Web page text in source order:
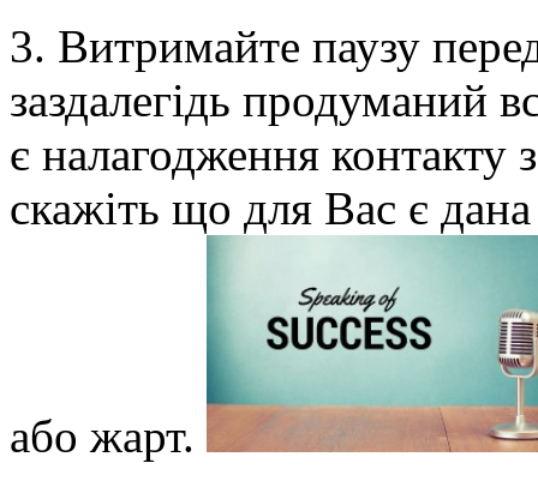
3. Витримайте паузу
заздалегідь продуманий
є налагодження контакту
скажіть що для Вас є дана
або жарт.